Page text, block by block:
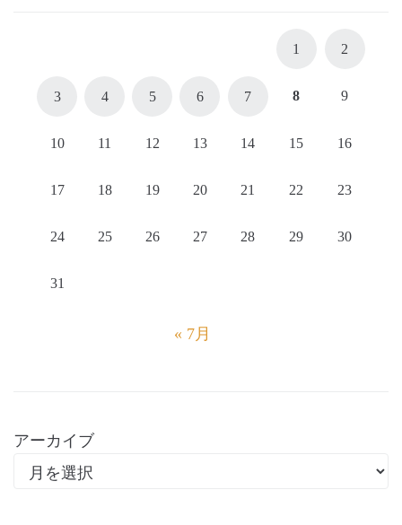
1 2
3 4 5 6 7 8 9
10 11 12 13 14 15 16
17 18 19 20 21 22 23
24 25 26 27 28 29 30
31
« 7月
アーカイブ